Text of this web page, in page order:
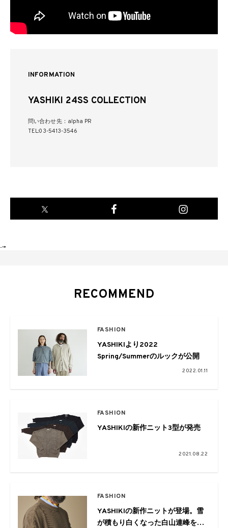
INFORMATION
YASHIKI 24SS COLLECTION
問い合わせ先：alpha PR
TEL:03-5413-3546
-->
RECOMMEND
FASHION
YASHIKIより2022
Spring/Summerのルックが公開
2022.01.11
FASHION
YASHIKIの新作ニット3型が発売
2021.08.22
FASHION
YASHIKIの新作ニットが登場。雪
が積もり白くなった白山連峰をイ